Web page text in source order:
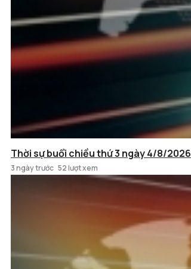
Thời sự buổi chiều thứ 3 ngày 4/8/2026
3 ngày trước 52 lượt xem